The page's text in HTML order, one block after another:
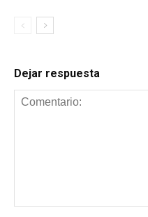
Dejar respuesta